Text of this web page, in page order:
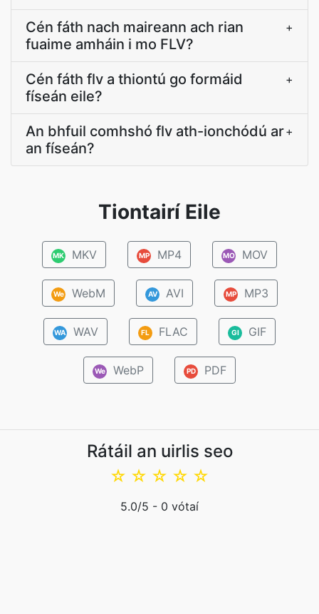
Cén fáth nach maireann ach rian
fuaime amháin i mo FLV?
+
Cén fáth flv a thiontú go formáid
físeán eile?
+
An bhfuil comhshó flv ath-ionchódú ar
an físeán?
+
Tiontairí Eile
MK MKV MP MP4 MO MOV
We WebM AV AVI MP MP3
WA WAV FL FLAC GI GIF
We WebP PD PDF
Rátáil an uirlis seo
☆
☆
☆
☆
☆
5.0/5 - 0 vótaí